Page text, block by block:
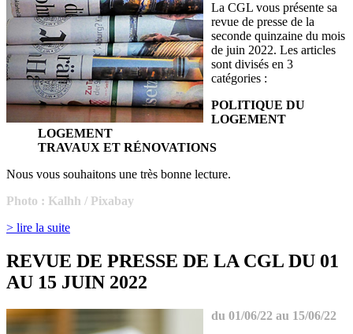
La CGL vous présente sa
revue de presse de la
seconde quinzaine du mois
de juin 2022. Les articles
sont divisés en 3
catégories :
POLITIQUE DU
LOGEMENT
LOGEMENT
TRAVAUX ET RÉNOVATIONS
Nous vous souhaitons une très bonne lecture.
Photo : Kalhh / Pixabay
> lire la suite
REVUE DE PRESSE DE LA CGL DU 01
AU 15 JUIN 2022
du 01/06/22 au 15/06/22